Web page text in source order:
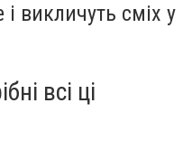
викличуть сміх у
всі ці